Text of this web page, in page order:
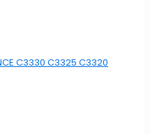
C3330 C3325 C3320